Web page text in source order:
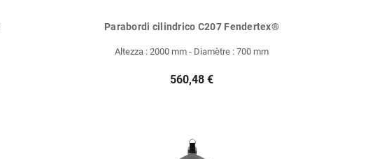
Parabordi cilindrico C207 Fendertex®
Altezza : 2000 mm - Diamètre : 700 mm
560,48 €